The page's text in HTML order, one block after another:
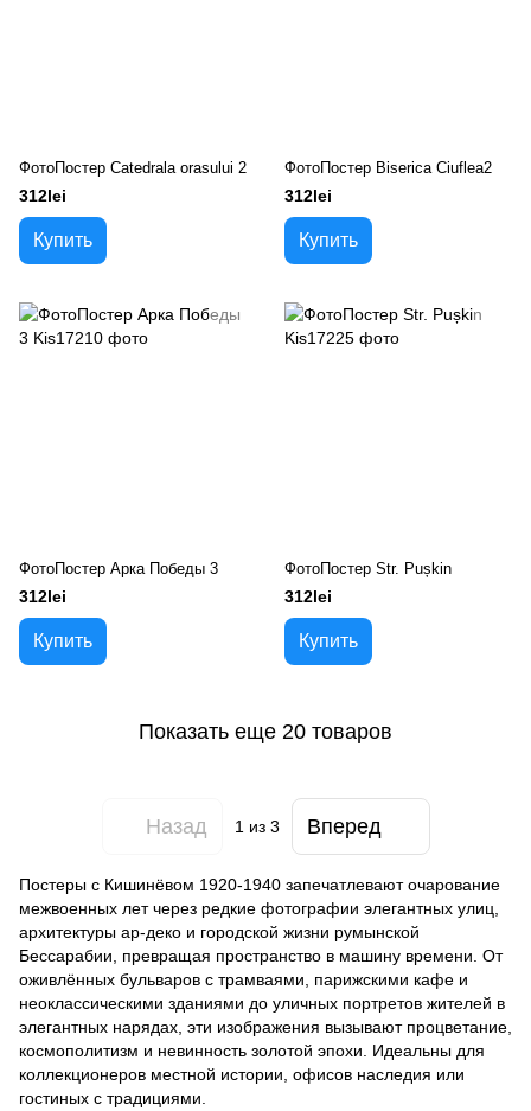
ФотоПостер Catedrala orasului 2
312lei
Купить
ФотоПостер Biserica Ciuflea2
312lei
Купить
ФотоПостер Арка Победы 3
312lei
Купить
ФотоПостер Str. Pușkin
312lei
Купить
Показать еще 20 товаров
Назад 1 из 3 Вперед
Постеры с Кишинёвом 1920-1940 запечатлевают очарование
межвоенных лет через редкие фотографии элегантных улиц,
архитектуры ар-деко и городской жизни румынской
Бессарабии, превращая пространство в машину времени. От
оживлённых бульваров с трамваями, парижскими кафе и
неоклассическими зданиями до уличных портретов жителей в
элегантных нарядах, эти изображения вызывают процветание,
космополитизм и невинность золотой эпохи. Идеальны для
коллекционеров местной истории, офисов наследия или
гостиных с традициями.